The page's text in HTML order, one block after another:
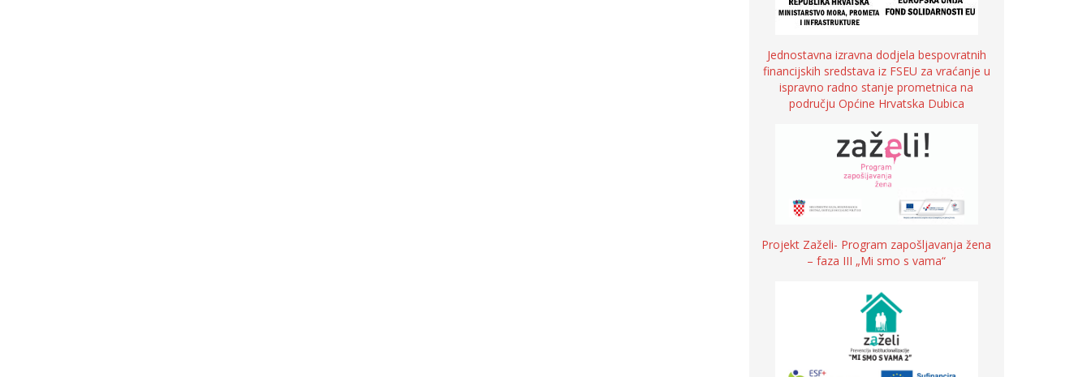
Jednostavna izravna dodjela bespovratnih
financijskih sredstava iz FSEU za vraćanje u
ispravno radno stanje prometnica na
području Općine Hrvatska Dubica
Projekt Zaželi- Program zapošljavanja žena
– faza III „Mi smo s vama“